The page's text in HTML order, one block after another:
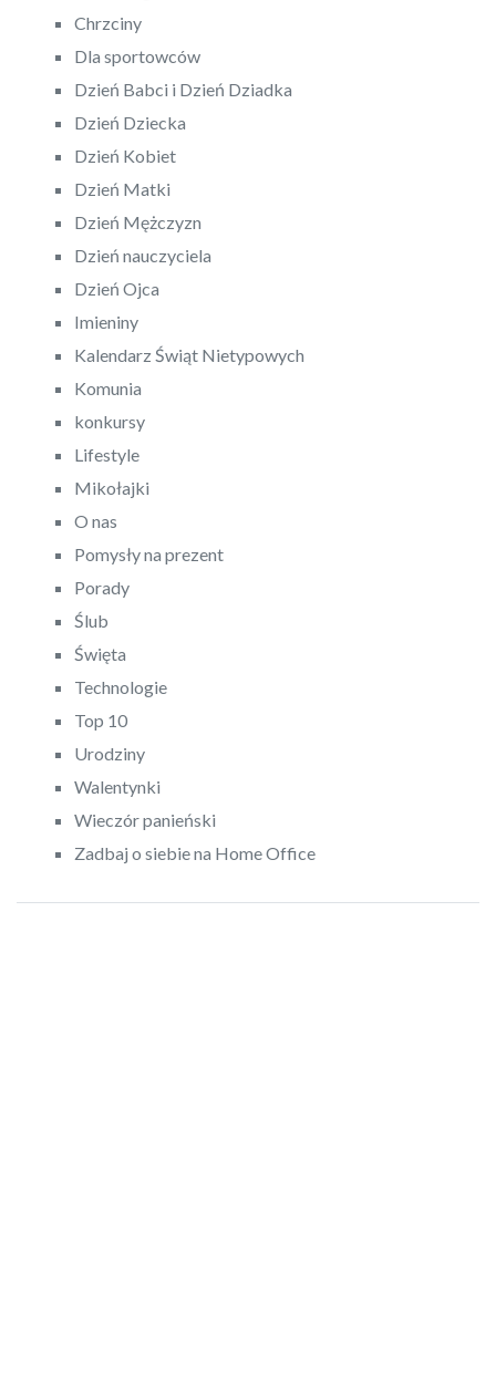
Chrzciny
Dla sportowców
Dzień Babci i Dzień Dziadka
Dzień Dziecka
Dzień Kobiet
Dzień Matki
Dzień Mężczyzn
Dzień nauczyciela
Dzień Ojca
Imieniny
Kalendarz Świąt Nietypowych
Komunia
konkursy
Lifestyle
Mikołajki
O nas
Pomysły na prezent
Porady
Ślub
Święta
Technologie
Top 10
Urodziny
Walentynki
Wieczór panieński
Zadbaj o siebie na Home Office